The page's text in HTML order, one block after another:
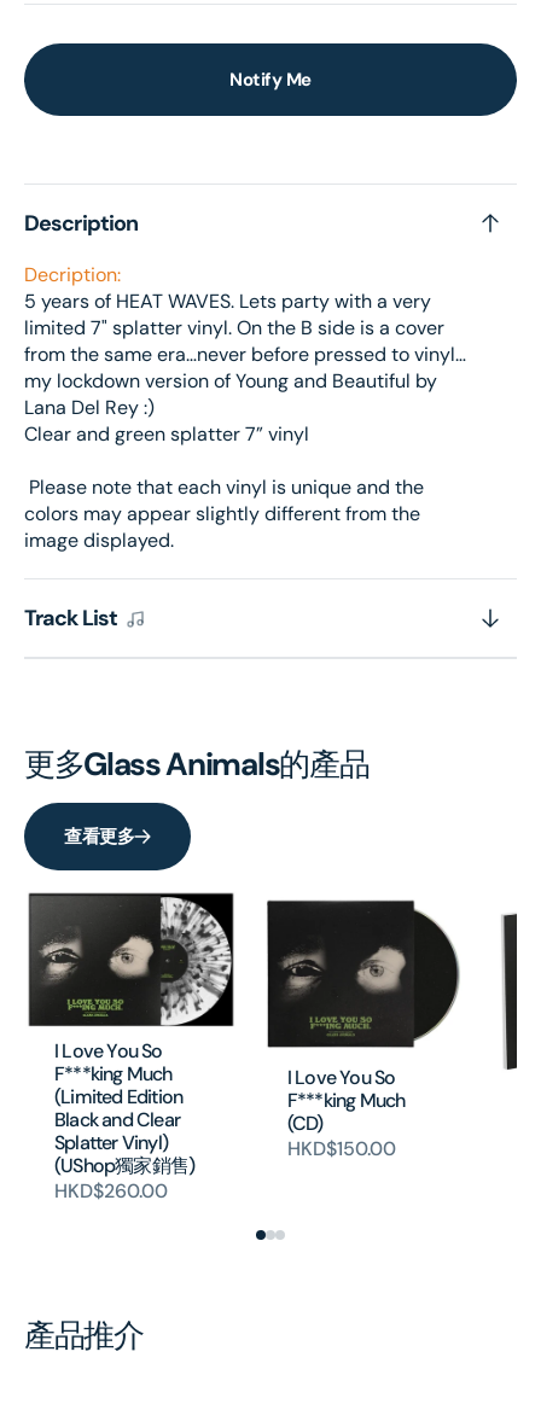
Notify Me
Description
Decription:
5 years of HEAT WAVES. Lets party with a very
limited 7" splatter vinyl. On the B side is a cover
from the same era…never before pressed to vinyl…
my lockdown version of Young and Beautiful by
Lana Del Rey :)
Clear and green splatter 7” vinyl
Please note that each vinyl is unique and the
colors may appear slightly different from the
image displayed.
Track List
更多Glass Animals的產品
查看更多
I Love You So
F***king Much
(Limited Edition
Black and Clear
Splatter Vinyl)
(UShop獨家銷售)
HKD$260.00
I Love You So
F***king Much
(CD)
HKD$150.00
產品推介